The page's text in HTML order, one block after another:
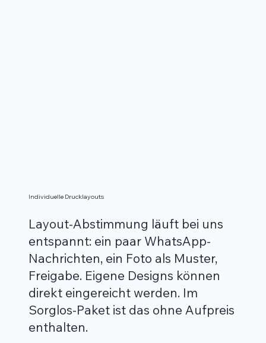
Layout-Abstimmung läuft bei uns
entspannt: ein paar WhatsApp-
Nachrichten, ein Foto als Muster,
Freigabe. Eigene Designs können
direkt eingereicht werden. Im
Sorglos-Paket ist das ohne Aufpreis
enthalten.
Individuelle Drucklayouts